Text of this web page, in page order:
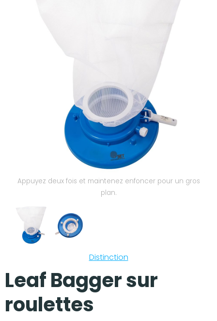
Appuyez deux fois et maintenez enfoncer pour un gros
plan.
Distinction
Leaf Bagger sur
roulettes